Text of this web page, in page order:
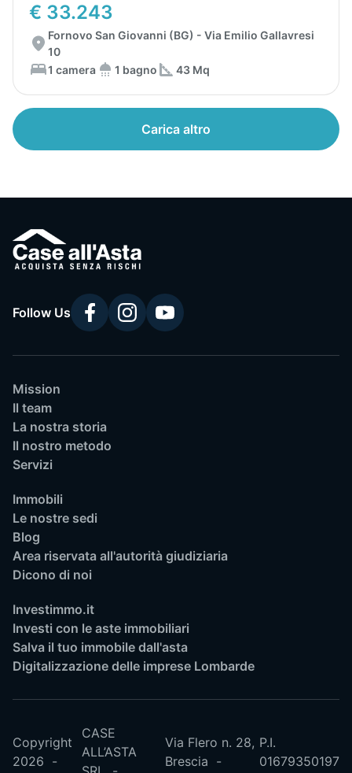
€ 33.243
Fornovo San Giovanni (BG) - Via Emilio Gallavresi
10
1 camera
1 bagno 43 Mq
Carica altro
Follow Us
Mission
Il team
La nostra storia
Il nostro metodo
Servizi
Immobili
Le nostre sedi
Blog
Area riservata all'autorità giudiziaria
Dicono di noi
Investimmo.it
Investi con le aste immobiliari
Salva il tuo immobile dall'asta
Digitalizzazione delle imprese Lombarde
Copyright
2026
CASE
ALL’ASTA
Via Flero n. 28,
Brescia
P.I.
01679350197